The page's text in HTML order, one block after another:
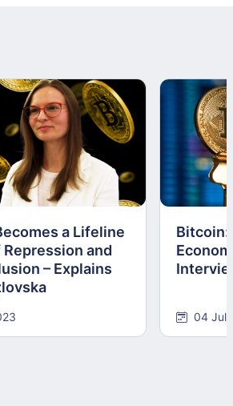
a Lifeline
and
– Explains
Bitcoin:
04